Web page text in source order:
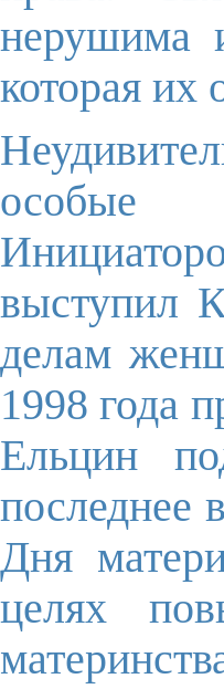
нерушима
которая их
особые
выступил
делам
1998 года
Ельцин
последнее
Дня
целях